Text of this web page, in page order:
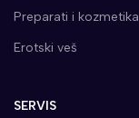
Preparati i kozmetika
Erotski veš
SERVIS